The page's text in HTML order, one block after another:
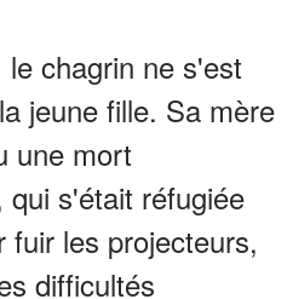
chagrin ne s'est
jeune fille. Sa mère
une mort
s'était réfugiée
fuir les projecteurs,
difficultés